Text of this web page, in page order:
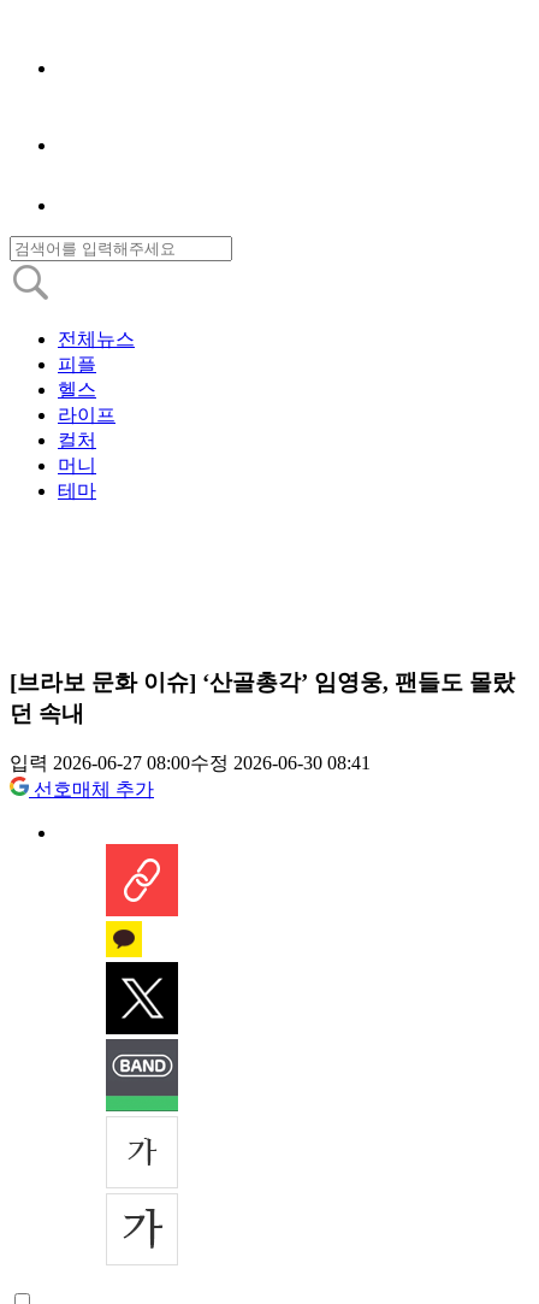
전체뉴스
피플
헬스
라이프
컬처
머니
테마
[브라보 문화 이슈] ‘산골총각’ 임영웅, 팬들도 몰랐
던 속내
입력 2026-06-27 08:00수정 2026-06-30 08:41
선호매체 추가